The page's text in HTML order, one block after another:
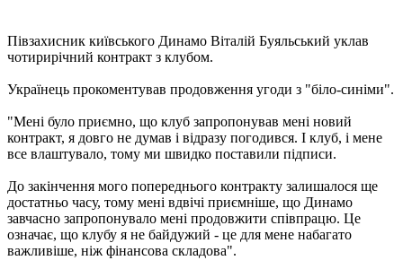
Півзахисник київського Динамо Віталій Буяльський уклав
чотирирічний контракт з клубом.
Українець прокоментував продовження угоди з "біло-синіми".
"Мені було приємно, що клуб запропонував мені новий
контракт, я довго не думав і відразу погодився. І клуб, і мене
все влаштувало, тому ми швидко поставили підписи.
До закінчення мого попереднього контракту залишалося ще
достатньо часу, тому мені вдвічі приємніше, що Динамо
завчасно запропонувало мені продовжити співпрацю. Це
означає, що клубу я не байдужий - це для мене набагато
важливіше, ніж фінансова складова".